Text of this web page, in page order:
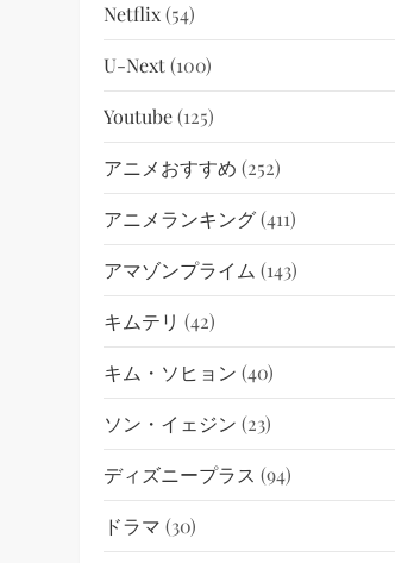
Netflix(54)
U-Next(100)
Youtube(125)
アニメおすすめ (252)
アニメランキング(411)
アマゾンプライム (143)
キムテリ (42)
キム・ソヒョン (40)
ソン・イェジン (23)
ディズニープラス (94)
ドラマ (30)